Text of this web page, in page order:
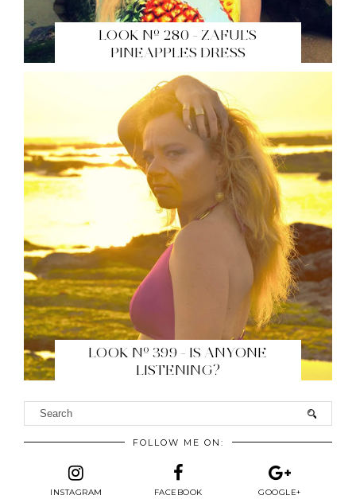
LOOK Nº 280 - ZAFUL'S
PINEAPPLES DRESS
LOOK Nº 399 - IS ANYONE
LISTENING?
FOLLOW ME ON:
INSTAGRAM FACEBOOK GOOGLE+